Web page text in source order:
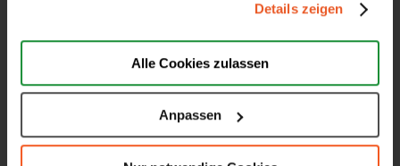
Trigger Symbol ändern oder widerrufen
Wenn Sie es erlauben, würden wir auch gerne:
Informationen über Ihre geografische Lage erfassen,
Ihr Gerät durch aktives Scannen nach bestimmten
Merkmalen (Fingerprinting) identifizieren
Details zeigen
Alle Cookies zulassen
Anpassen
Presse